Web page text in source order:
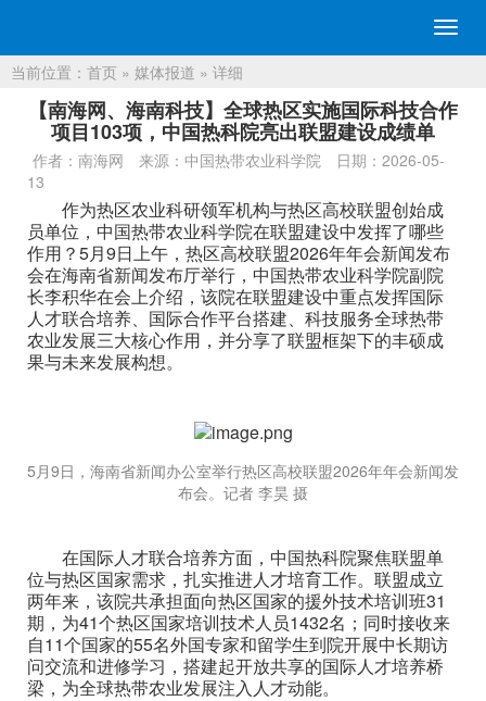
切
换
当前位置： 首页 » 媒体报道 » 详细
【南海网、海南科技】全球热区实施国际科技合作
项目103项，中国热科院亮出联盟建设成绩单
作者：南海网 来源：中国热带农业科学院
日期：2026-05-
13
作为热区农业科研领军机构与热区高校联盟创始成
员单位，中国热带农业科学院在联盟建设中发挥了哪些
作用？5月9日上午，热区高校联盟2026年年会新闻发布
会在海南省新闻发布厅举行，中国热带农业科学院副院
长李积华在会上介绍，该院在联盟建设中重点发挥国际
人才联合培养、国际合作平台搭建、科技服务全球热带
农业发展三大核心作用，并分享了联盟框架下的丰硕成
果与未来发展构想。
5月9日，海南省新闻办公室举行热区高校联盟2026年年会新闻发
布会。记者 李昊 摄
在国际人才联合培养方面，中国热科院聚焦联盟单
位与热区国家需求，扎实推进人才培育工作。联盟成立
两年来，该院共承担面向热区国家的援外技术培训班31
期，为41个热区国家培训技术人员1432名；同时接收来
自11个国家的55名外国专家和留学生到院开展中长期访
问交流和进修学习，搭建起开放共享的国际人才培养桥
梁，为全球热带农业发展注入人才动能。